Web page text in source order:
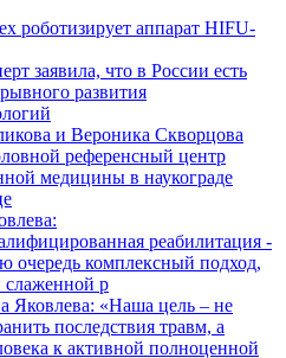
роботизирует аппарат HIFU-
заявила, что в России есть
развития
и Вероника Скворцова
референсный центр
медицины в наукограде
реабилитация -
очередь комплексный подход,
р
«Наша цель – не
последствия травм, а
к активной полноценной